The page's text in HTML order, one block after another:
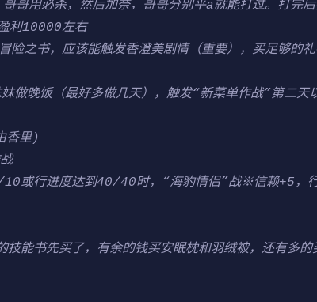
哥用必杀，然后加奈，哥哥分别平a就能打过。打完
利10000左右
之书，应该能触发香澄美剧情（重要），买足够的
晚饭（最好多做几天），触发“新菜单作战”第二天
香里)
或行进度达到40/40时，“海豹情侣”战※信赖+5，
能书先买了，有余的钱买安眠枕和羽绒被，还有多